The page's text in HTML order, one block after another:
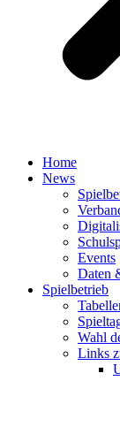
Home
News
Events
Daten
Spielbetrieb
Wahl
Links